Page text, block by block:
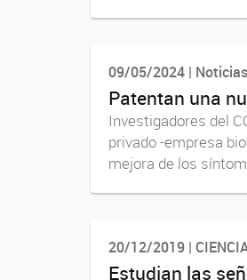
09/05/2024 | Noticias
Patentan una
Investigadores del
privado -empresa
mejora de los
20/12/2019 |
Estudian las